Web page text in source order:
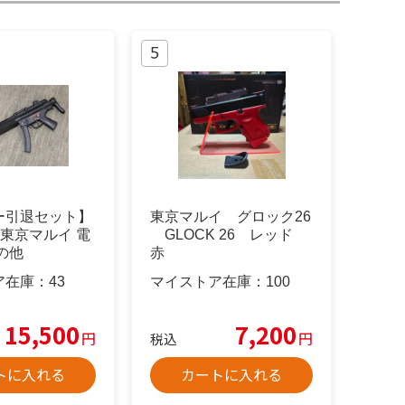
引退セット】
京マルイ 電
他
庫： 43
15,500円
に入れる
東京マルイ グロック26
GLOCK 26 レッド
赤
マイストア在庫： 100
税込 7,200円
カートに入れる